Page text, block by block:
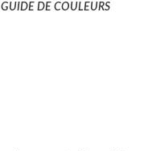
GUIDE DE COULEURS